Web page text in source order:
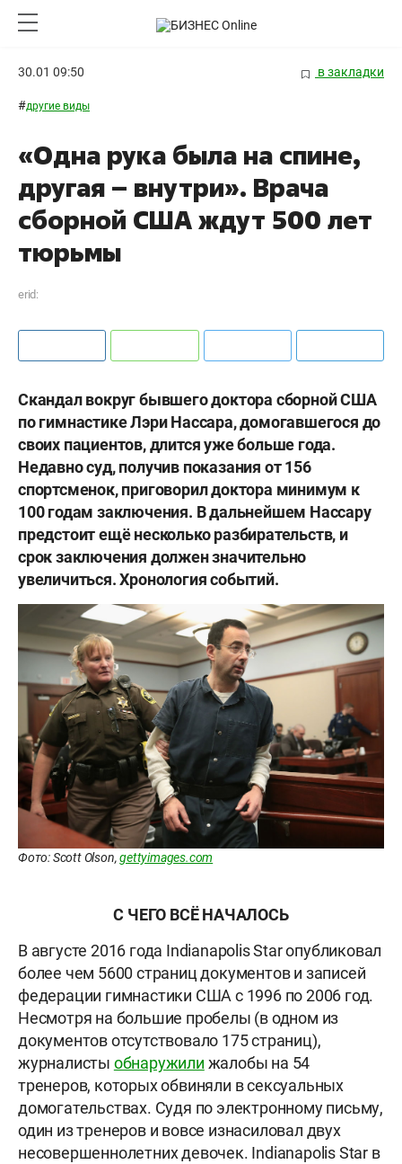
30.01 09:50 в закладки
#другие виды
«Одна рука была на спине,
другая – внутри». Врача
сборной США ждут 500 лет
тюрьмы
erid:
Скандал вокруг бывшего доктора сборной США
по гимнастике Лэри Нассара, домогавшегося до
своих пациентов, длится уже больше года.
Недавно суд, получив показания от 156
спортсменок, приговорил доктора минимум к
100 годам заключения. В дальнейшем Нассару
предстоит ещё несколько разбирательств, и
срок заключения должен значительно
увеличиться. Хронология событий.
Фото: Scott Olson,gettyimages.com
С ЧЕГО ВСЁ НАЧАЛОСЬ
В августе 2016 года Indianapolis Star опубликовал
более чем 5600 страниц документов и записей
федерации гимнастики США с 1996 по 2006 год.
Несмотря на большие пробелы (в одном из
документов отсутствовало 175 страниц),
журналисты обнаружили жалобы на 54
тренеров, которых обвиняли в сексуальных
домогательствах. Судя по электронному письму,
один из тренеров и вовсе изнасиловал двух
несовершеннолетних девочек. Indianapolis Star в